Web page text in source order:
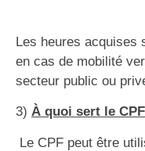
Les heures acquises
en cas de mobilité
secteur public ou
3) À quoi sert le CPF
Le CPF peut être